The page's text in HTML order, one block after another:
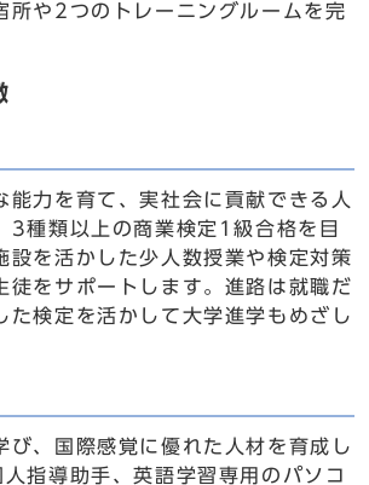
所や2つのトレーニングルームを完
能力を育て、実社会に貢献できる人
3種類以上の商業検定1級合格を目
設を活かした少人数授業や検定対策
徒をサポートします。進路は就職だ
た検定を活かして大学進学もめざし
び、国際感覚に優れた人材を育成し
指導助手、英語学習専用のパソコ